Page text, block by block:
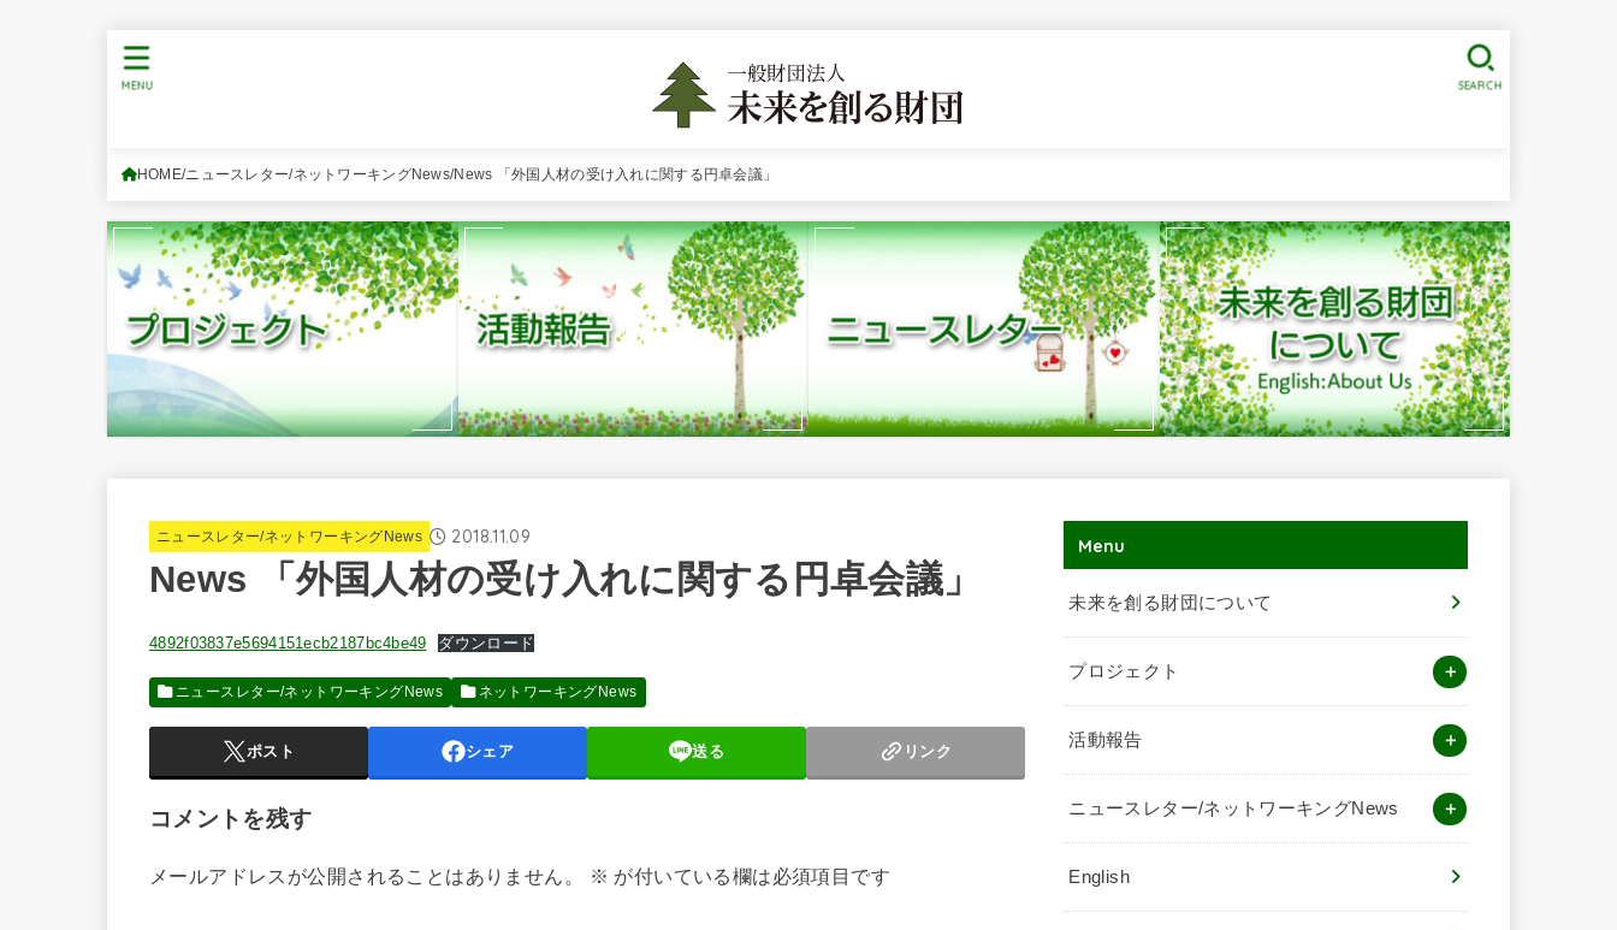
SEARCH
MENU
HOME ニュースレター/ネットワーキングNews News 「外国人材の受け入れに関する円卓会議」
ニュースレター/ネットワーキングNews 2018.11.09
News 「外国人材の受け入れに関する円卓会議」
4892f03837e5694151ecb2187bc4be49 ダウンロード
ニュースレター/ネットワーキングNews ネットワーキングNews
ポスト シェア 送る リンク
コメントを残す
メールアドレスが公開されることはありません。 ※ が付いている欄は必須項目です
Menu
未来を創る財団について
プロジェクト
活動報告
ニュースレター/ネットワーキングNews
English